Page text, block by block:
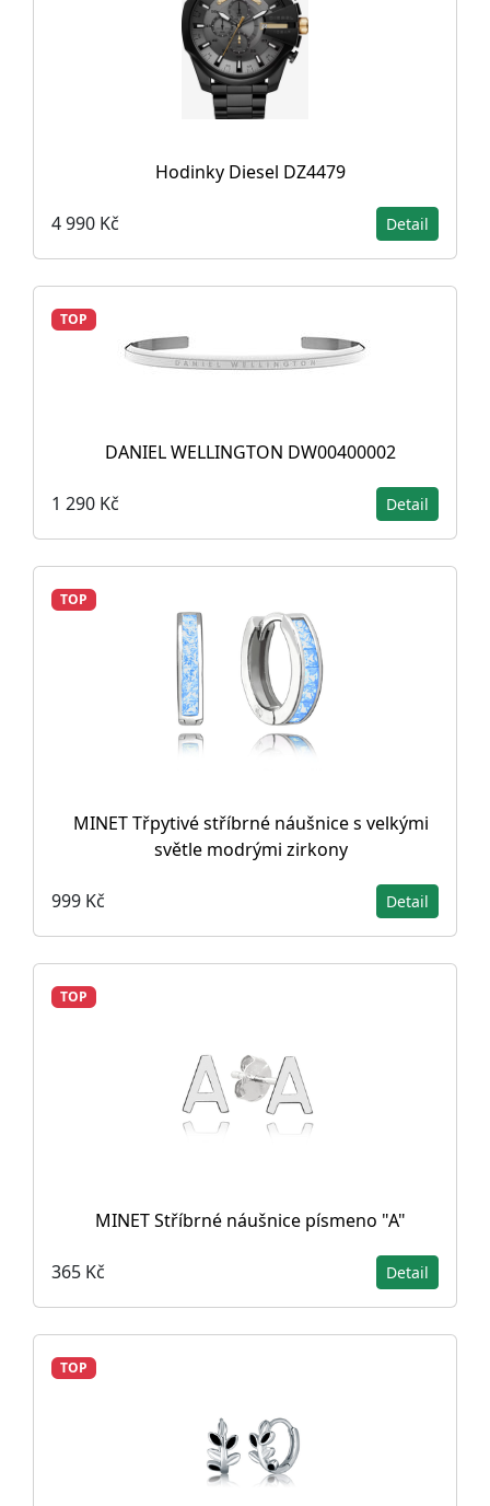
Hodinky Diesel DZ4479
4 990 Kč Detail
TOP
DANIEL WELLINGTON DW00400002
1 290 Kč Detail
TOP
MINET Třpytivé stříbrné náušnice s velkými
světle modrými zirkony
999 Kč Detail
TOP
MINET Stříbrné náušnice písmeno "A"
365 Kč Detail
TOP